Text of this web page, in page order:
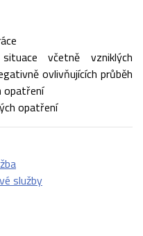
včetně vzniklých
ovlivňujících průběh
opatření
opatření
služby